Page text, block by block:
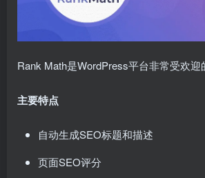
Rank Math是WordPress平台非常受欢迎
主要特点
自动生成SEO标题和描述
页面SEO评分